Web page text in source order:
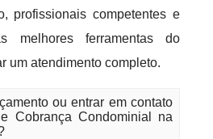
profissionais competentes e
melhores ferramentas do
um atendimento completo.
ou entrar em contato
Cobrança Condominial na